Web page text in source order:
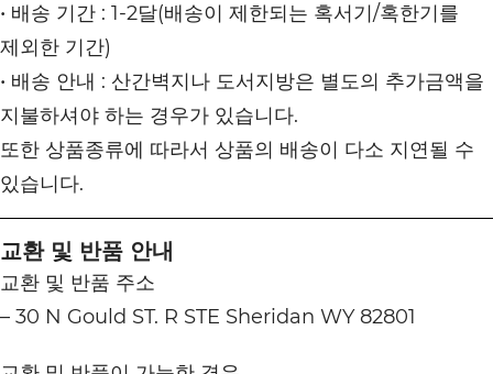
• 배송 기간 : 1-2달(배송이 제한되는 혹서기/혹한기를
제외한 기간)
• 배송 안내 : 산간벽지나 도서지방은 별도의 추가금액을
지불하셔야 하는 경우가 있습니다.
또한 상품종류에 따라서 상품의 배송이 다소 지연될 수
있습니다.
교환 및 반품 안내
교환 및 반품 주소
– 30 N Gould ST. R STE Sheridan WY 82801